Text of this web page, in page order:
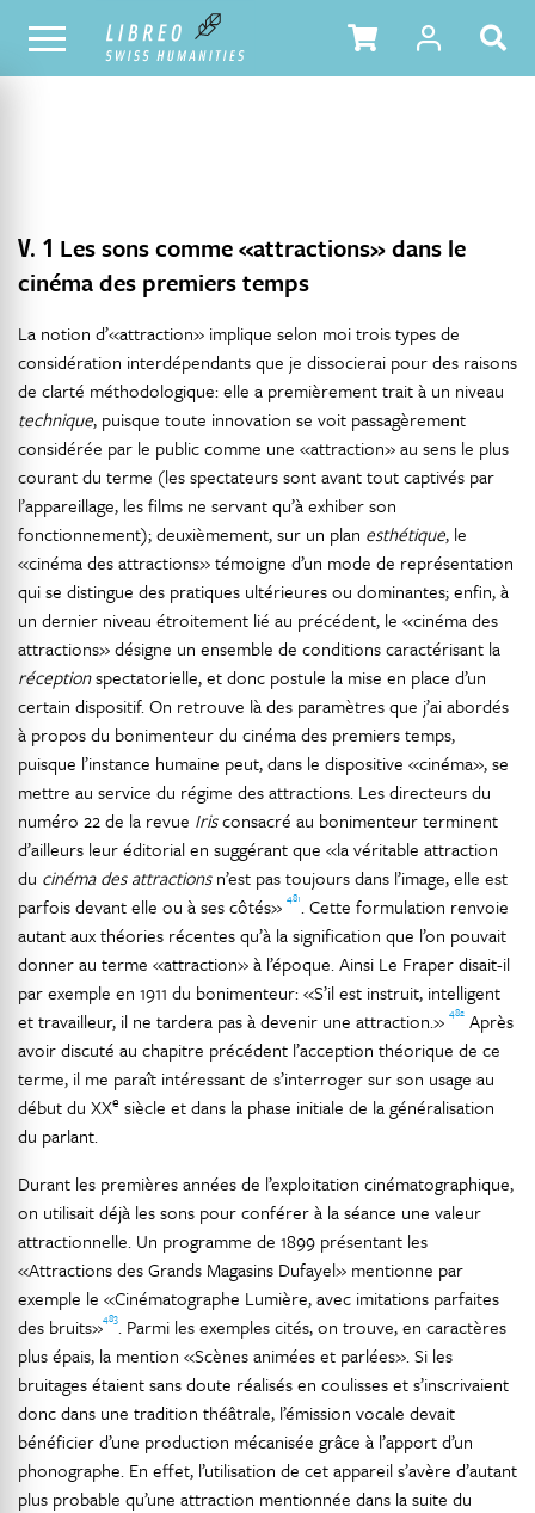
NOTRE CATALOGUE TABLE DES MATIÈRES
V. 1 Les sons comme «attractions» dans le
cinéma des premiers temps
La notion d’«attraction» implique selon moi trois types de
considération interdépendants que je dissocierai pour des raisons
de clarté méthodologique: elle a premièrement trait à un niveau
technique, puisque toute innovation se voit passagèrement
considérée par le public comme une «attraction» au sens le plus
courant du terme (les spectateurs sont avant tout captivés par
l’appareillage, les films ne servant qu’à exhiber son
fonctionnement); deuxièmement, sur un plan esthétique, le
«cinéma des attractions» témoigne d’un mode de représentation
qui se distingue des pratiques ultérieures ou dominantes; enfin, à
un dernier niveau étroitement lié au précédent, le «cinéma des
attractions» désigne un ensemble de conditions caractérisant la
réceptionspectatorielle, et donc postule la mise en place d’un
certain dispositif. On retrouve là des paramètres que j’ai abordés
à propos du bonimenteur du cinéma des premiers temps,
puisque l’instance humaine peut, dans le dispositive «cinéma», se
mettre au service du régime des attractions. Les directeurs du
numéro 22 de la revue Irisconsacré au bonimenteur terminent
d’ailleurs leur éditorial en suggérant que «la véritable attraction
du cinéma des attractionsn’est pas toujours dans l’image, elle est
parfois devant elle ou à ses côtés» 481. Cette formulation renvoie
autant aux théories récentes qu’à la signification que l’on pouvait
donner au terme «attraction» à l’époque. Ainsi Le Fraper disait-il
par exemple en 1911 du bonimenteur: «S’il est instruit, intelligent
et travailleur, il ne tardera pas à devenir une attraction.» 482 Après
avoir discuté au chapitre précédent l’acception théorique de ce
terme, il me paraît intéressant de s’interroger sur son usage au
début du XXe siècle et dans la phase initiale de la généralisation
du parlant.
Durant les premières années de l’exploitation cinématographique,
on utilisait déjà les sons pour conférer à la séance une valeur
attractionnelle. Un programme de 1899 présentant les
«Attractions des Grands Magasins Dufayel» mentionne par
exemple le «Cinématographe Lumière, avec imitations parfaites
des bruits»483. Parmi les exemples cités, on trouve, en caractères
plus épais, la mention «Scènes animées et parlées». Si les
bruitages étaient sans doute réalisés en coulisses et s’inscrivaient
donc dans une tradition théâtrale, l’émission vocale devait
bénéficier d’une production mécanisée grâce à l’apport d’un
phonographe. En effet, l’utilisation de cet appareil s’avère d’autant
plus probable qu’une attraction mentionnée dans la suite du